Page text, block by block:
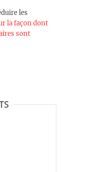
les
la façon dont
sont